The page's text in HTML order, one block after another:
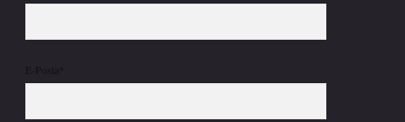
E-Posta*